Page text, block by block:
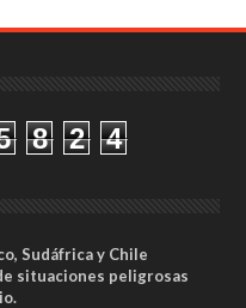
8 2 4
Sudáfrica y Chile
situaciones peligrosas